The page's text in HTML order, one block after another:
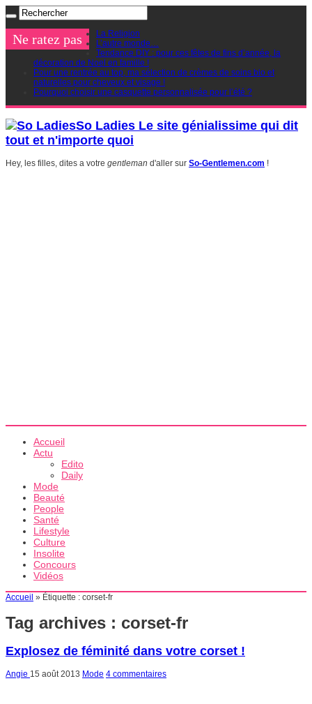
Ne ratez pas
La Religion
L’autre monde…
Tendance DIY : pour ces fêtes de fins d’année, la
décoration de Noel en famille !
Pour une rentrée au top, ma sélection de crèmes de soins bio et
naturelles pour cheveux et visage !
Pourquoi choisir une casquette personnalisée pour l’été ?
So Ladies Le site génialissime qui dit
tout et n'importe quoi
Hey, les filles, dites a votre gentleman d'aller sur So-Gentlemen.com !
Accueil
Actu
Edito
Daily
Mode
Beauté
People
Santé
Lifestyle
Culture
Insolite
Concours
Vidéos
Accueil » Étiquette : corset-fr
Tag archives : corset-fr
Explosez de féminité dans votre corset !
Angie 15 août 2013 Mode 4 commentaires